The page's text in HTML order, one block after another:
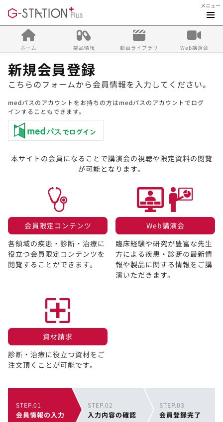
メニュー
ホーム 製品情報 動画ライブラリ Web講演会
新規会員登録
こちらのフォームから会員情報を入力してください。
medパスのアカウントをお持ちの方はmedパスのアカウントでログ
インすることもできます。
本サイトの会員になることで講演会の視聴や限定資料の閲覧
が可能となります。
会員限定コンテンツ​
各領域の疾患・診断・治療に
役立つ会員限定コンテンツを
閲覧することができます。​
Web講演会​
臨床経験や研究が豊富な先生
方による疾患・診断の最新情
報や製品に関する情報をご講
演いただきます。
資材請求​
診断・治療に役立つ資材をご
注文頂くことが可能です。
STEP.01
会員情報の入力
STEP.02
入力内容の確認
STEP.03
会員登録完了